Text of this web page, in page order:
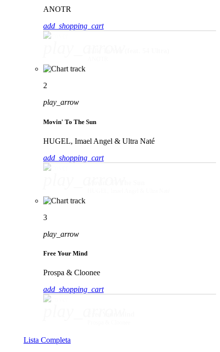
ANOTR
add_shopping_cart
2
play_arrow
Movin' To The Sun
HUGEL, Imael Angel & Ultra Naté
add_shopping_cart
3
play_arrow
Free Your Mind
Prospa & Cloonee
add_shopping_cart
Lista Completa